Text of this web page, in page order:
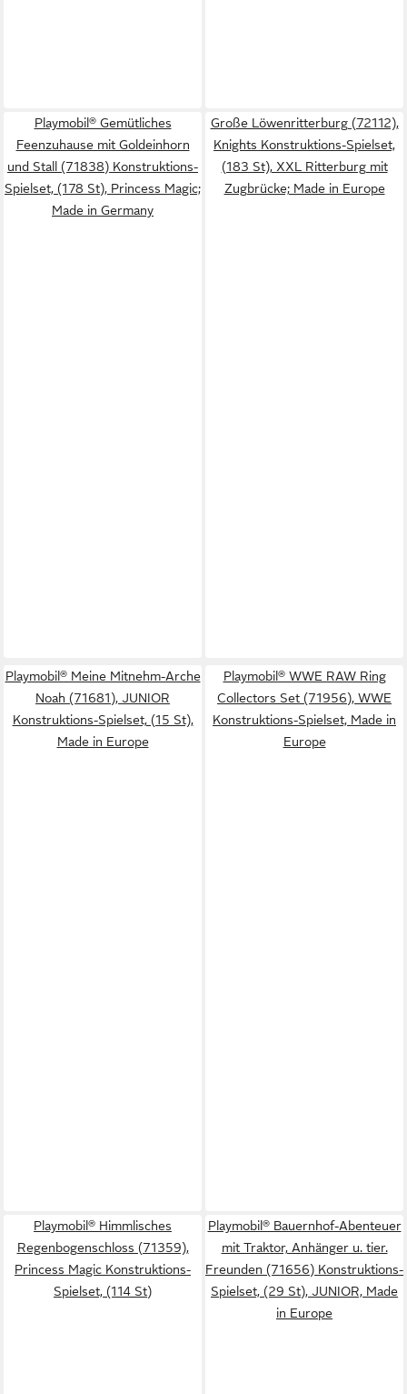
Playmobil® Gemütliches
Feenzuhause mit Goldeinhorn
und Stall (71838) Konstruktions-
Spielset, (178 St), Princess Magic;
Made in Germany
Große Löwenritterburg (72112),
Knights Konstruktions-Spielset,
(183 St), XXL Ritterburg mit
Zugbrücke; Made in Europe
Playmobil® Meine Mitnehm-Arche
Noah (71681), JUNIOR
Konstruktions-Spielset, (15 St),
Made in Europe
Playmobil® WWE RAW Ring
Collectors Set (71956), WWE
Konstruktions-Spielset, Made in
Europe
Playmobil® Himmlisches
Regenbogenschloss (71359),
Princess Magic Konstruktions-
Spielset, (114 St)
Playmobil® Bauernhof-Abenteuer
mit Traktor, Anhänger u. tier.
Freunden (71656) Konstruktions-
Spielset, (29 St), JUNIOR, Made
in Europe